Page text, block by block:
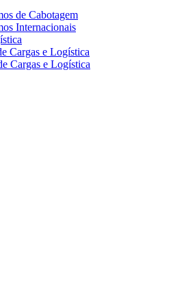
de Cabotagem
Internacionais
Cargas e Logística
Cargas e Logística